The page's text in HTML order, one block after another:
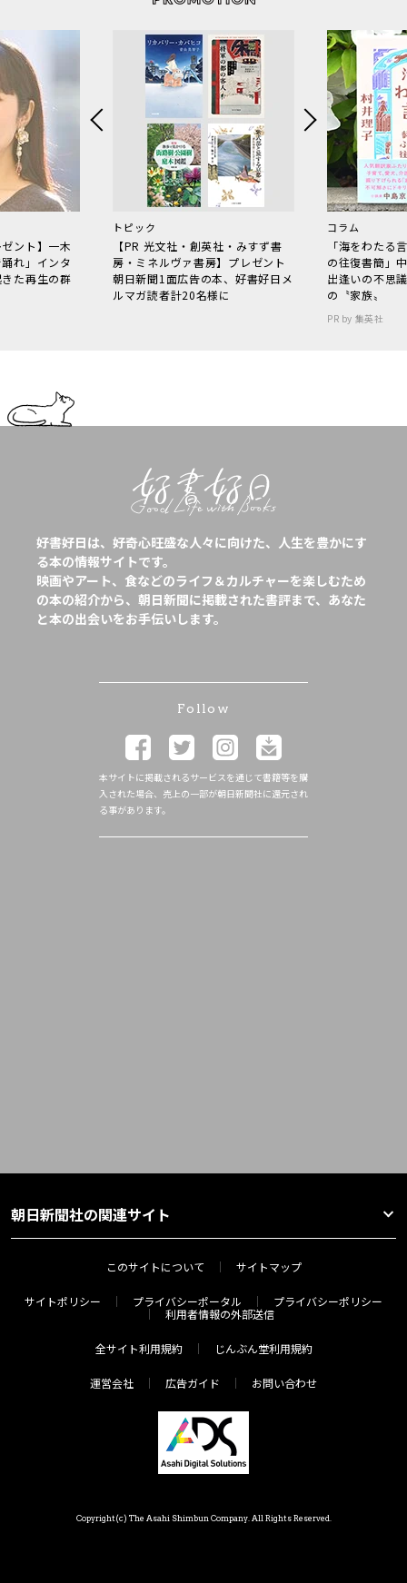
ント】一木
れ」インタ
た再生の群
トピック
【PR 光文社・創英社・みすず書
房・ミネルヴァ書房】プレゼント
朝日新聞1面広告の本、好書好日メ
ルマガ読者計20名様に
コラム
「海をわた
の往復書簡」
出逢いの不思
の〝家族〟
PR by 集英社
好書好日は、好奇心旺盛な人々に向けた、人生を豊かにす
る本の情報サイトです。
映画やアート、食などのライフ＆カルチャーを楽しむため
の本の紹介から、朝日新聞に掲載された書評まで、あなた
と本の出会いをお手伝いします。
Follow
本サイトに掲載されるサービスを通じて書籍等を購
入された場合、売上の一部が朝日新聞社に還元され
る事があります。
朝日新聞社の関連サイト
このサイトについて サイトマップ
サイトポリシー プライバシーポータル
プライバシーポリシー
利用者情報の外部送信
全サイト利用規約 じんぶん堂利用規約
運営会社 広告ガイド お問い合わせ
Copyright(c) The Asahi Shimbun Company. All Rights Reserved.